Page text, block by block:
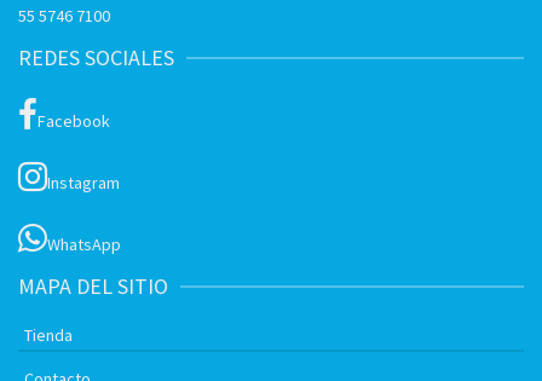
55 5746 7100
REDES SOCIALES
Facebook
Instagram
WhatsApp
MAPA DEL SITIO
Tienda